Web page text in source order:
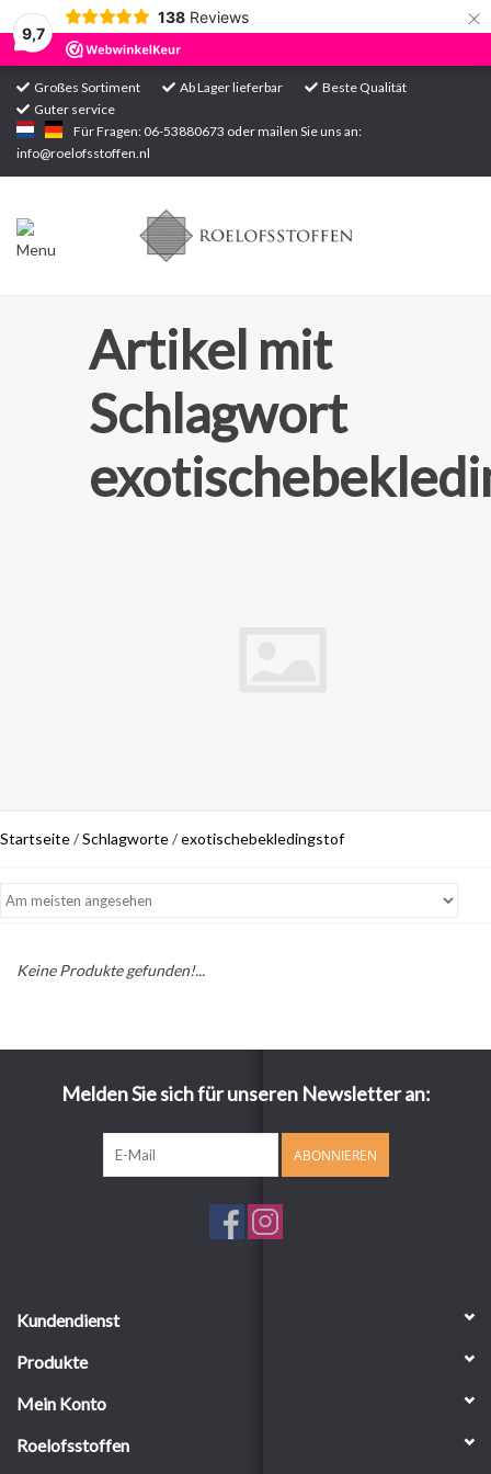
9,7
138 Reviews ×
Großes Sortiment Ab Lager lieferbar
Beste Qualität
Guter service
Für Fragen: 06-53880673 oder mailen Sie uns an:
info@roelofsstoffen.nl
Startseite
Sortiment
Artikel mit
Schlagwort
Startseite/Schlagworte/exotischebekledingstof
Keine Produkte gefunden!...
Melden Sie sich für unseren Newsletter an:
ABONNIEREN
Kundendienst
Produkte
Mein Konto
Roelofsstoffen